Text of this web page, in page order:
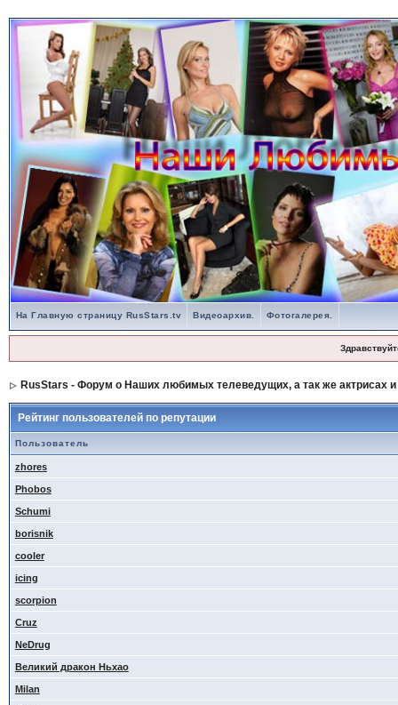
На Главную страницу RusStars.tv Видеоархив. Фотогалерея.
RusStars - Форум о Наших любимых телеведущих, а так же актрисах и
Рейтинг пользователей по репутации
Пользователь
zhores
Phobos
Schumi
borisnik
cooler
icing
scorpion
Cruz
NeDrug
Великий дракон Ньхао
Milan